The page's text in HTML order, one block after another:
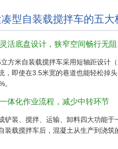
凑型自装载搅拌车的五大
活底盘设计，狭窄空间畅行无阻
方米自装载搅拌车采用短轴距设计
，即使在3.5米宽的巷道也能轻松掉
。
体化作业流程，减少中转环节
铲装、搅拌、运输、卸料四大功能
装载搅拌车后，混凝土从生产到浇筑